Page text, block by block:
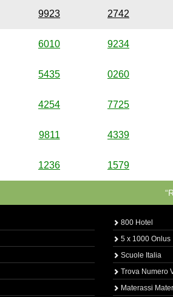
9923 2742
6010 9234
5435 0260
4254 7725
9811 4339
1236 1579
800 Hotel
5 x 1000 Onlus
Scuole Italia
Trova Numero
Materassi